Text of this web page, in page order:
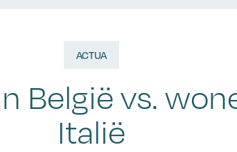
ACTUA
België vs.
Italië